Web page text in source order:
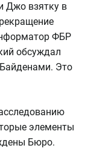
Джо взятку в
ФБР
обсуждал
Это
элементы
Бюро.